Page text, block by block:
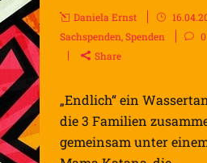
Daniela Ernst
Sachspenden,Spenden 0
Share
„Endlich“ ein
die 3 Familien
gemeinsam unter